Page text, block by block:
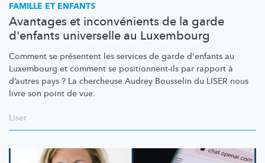
FAMILLE ET ENFANTS
Avantages et inconvénients de la garde
d'enfants universelle au Luxembourg
Comment se présentent les services de garde d'enfants au
Luxembourg et comment se positionnent-ils par rapport à
d’autres pays ? La chercheuse Audrey Bousselin du LISER nous
livre son point de vue.
Liser